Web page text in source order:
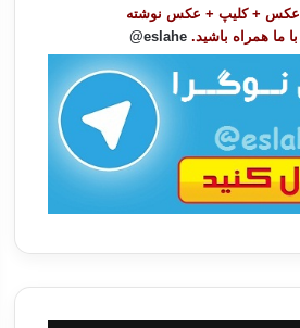
عکس + کلیپ + عکس نوشته
با ما همراه باشید. eslahe@